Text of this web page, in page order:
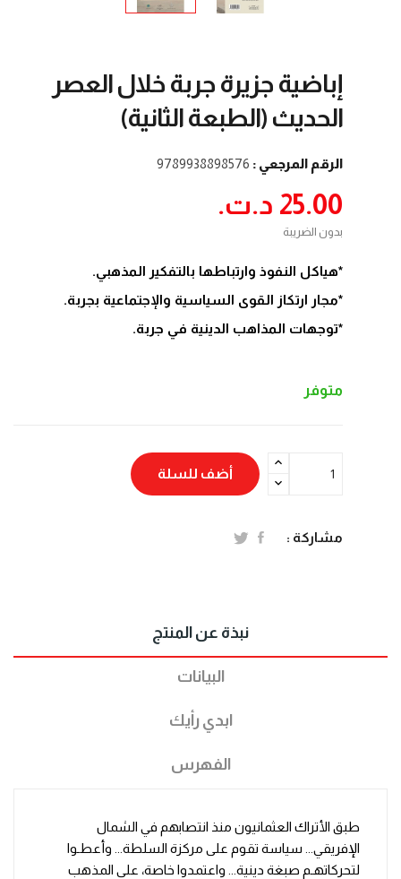
إباضية جزيرة جربة خلال العصر
الحديث (الطبعة الثانية)
الرقم المرجعي : 9789938898576
25.00 د.ت.‏
بدون الضريبة
*هياكل النفوذ وارتباطها بالتفكير المذهبي.
*مجار ارتكاز القوى السياسية والإجتماعية بجربة.
*توجهات المذاهب الدينية في جربة.
متوفر
أضف للسلة
مشاركة :
نبذة عن المنتج
البيانات
ابدي رأيك
الفهرس
طبق الأتراك العثمانيون منذ انتصابهم في الشمال
الإفريقي... سياسة تقوم على مركزة السلطة... وأعطـوا
لتحركاتهـم صبغة دينية... واعتمدوا خاصة، على المذهب